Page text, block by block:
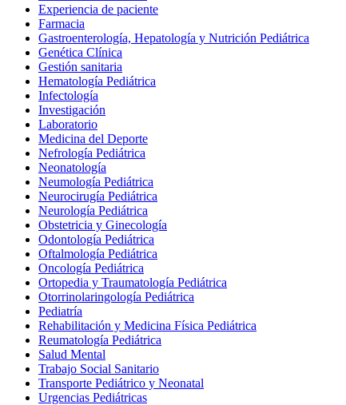
Experiencia de paciente
Farmacia
Gastroenterología, Hepatología y Nutrición Pediátrica
Genética Clínica
Gestión sanitaria
Hematología Pediátrica
Infectología
Investigación
Laboratorio
Medicina del Deporte
Nefrología Pediátrica
Neonatología
Neumología Pediátrica
Neurocirugía Pediátrica
Neurología Pediátrica
Obstetricia y Ginecología
Odontología Pediátrica
Oftalmología Pediátrica
Oncología Pediátrica
Ortopedia y Traumatología Pediátrica
Otorrinolaringología Pediátrica
Pediatría
Rehabilitación y Medicina Física Pediátrica
Reumatología Pediátrica
Salud Mental
Trabajo Social Sanitario
Transporte Pediátrico y Neonatal
Urgencias Pediátricas